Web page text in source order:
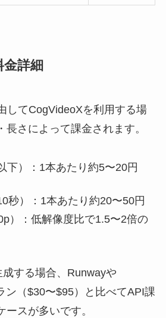
詳細
してCogVideoXを利用する場
さによって課金されます。
下）：1本あたり約5〜20円
秒）：1本あたり約20〜50円
）：低解像度比で1.5〜2倍の
する場合、Runwayや
ン（$30〜$95）と比べてAPI課
スが多いです。